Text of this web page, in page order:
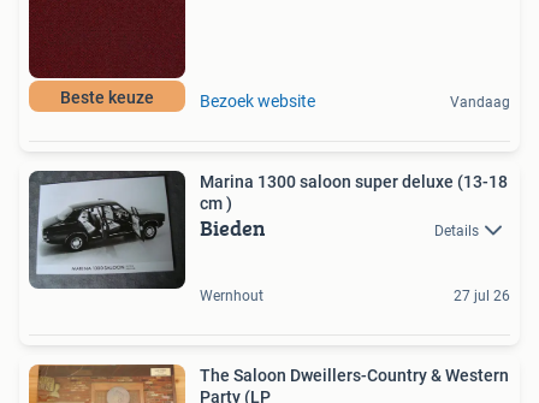
Beste keuze Bezoek website Vandaag
Marina 1300 saloon super deluxe (13-18
cm )
Bieden Details
Wernhout 27 jul 26
The Saloon Dweillers-Country & Western
Party (LP